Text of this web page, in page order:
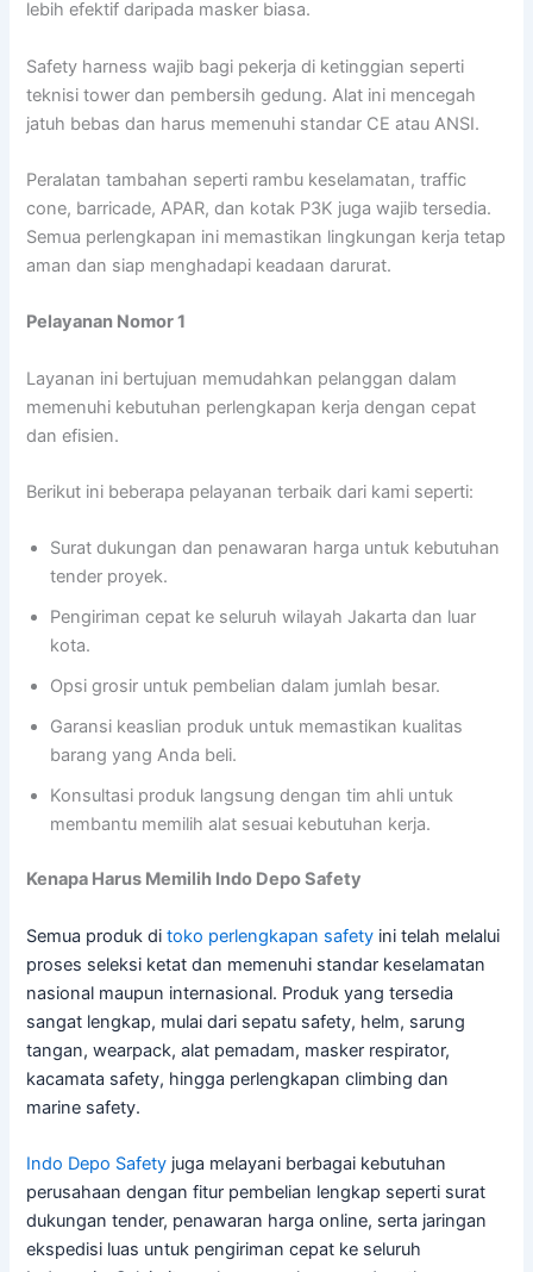
lebih efektif daripada masker biasa.
Safety harness wajib bagi pekerja di ketinggian seperti
teknisi tower dan pembersih gedung. Alat ini mencegah
jatuh bebas dan harus memenuhi standar CE atau ANSI.
Peralatan tambahan seperti rambu keselamatan, traffic
cone, barricade, APAR, dan kotak P3K juga wajib tersedia.
Semua perlengkapan ini memastikan lingkungan kerja tetap
aman dan siap menghadapi keadaan darurat.
Pelayanan Nomor 1
Layanan ini bertujuan memudahkan pelanggan dalam
memenuhi kebutuhan perlengkapan kerja dengan cepat
dan efisien.
Berikut ini beberapa pelayanan terbaik dari kami seperti:
Surat dukungan dan penawaran harga untuk kebutuhan
tender proyek.
Pengiriman cepat ke seluruh wilayah Jakarta dan luar
kota.
Opsi grosir untuk pembelian dalam jumlah besar.
Garansi keaslian produk untuk memastikan kualitas
barang yang Anda beli.
Konsultasi produk langsung dengan tim ahli untuk
membantu memilih alat sesuai kebutuhan kerja.
Kenapa Harus Memilih Indo Depo Safety
Semua produk ditoko perlengkapan safety ini telah melalui
proses seleksi ketat dan memenuhi standar keselamatan
nasional maupun internasional. Produk yang tersedia
sangat lengkap, mulai dari sepatu safety, helm, sarung
tangan, wearpack, alat pemadam, masker respirator,
kacamata safety, hingga perlengkapan climbing dan
marine safety.
Indo Depo Safety juga melayani berbagai kebutuhan
perusahaan dengan fitur pembelian lengkap seperti surat
dukungan tender, penawaran harga online, serta jaringan
ekspedisi luas untuk pengiriman cepat ke seluruh